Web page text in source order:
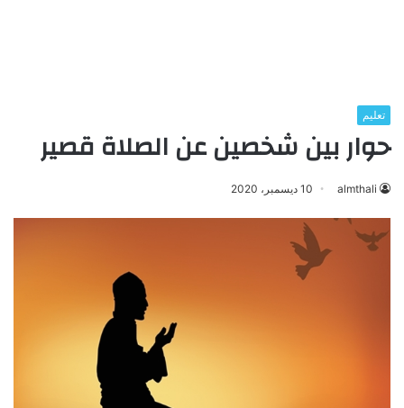
تعليم
حوار بين شخصين عن الصلاة قصير
almthali 10 ديسمبر، 2020